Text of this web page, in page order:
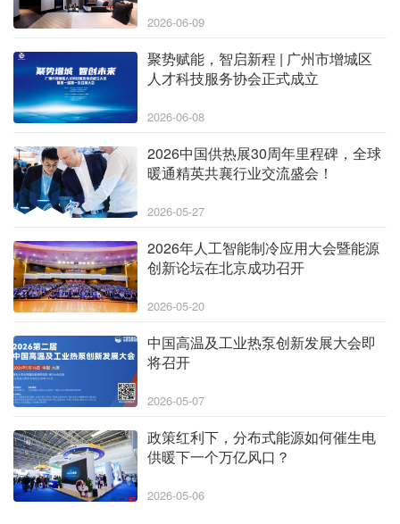
2026-06-09
聚势赋能，智启新程 | 广州市增城区
人才科技服务协会正式成立
2026-06-08
2026中国供热展30周年里程碑，全球
暖通精英共襄行业交流盛会！
2026-05-27
2026年人工智能制冷应用大会暨能源
创新论坛在北京成功召开
2026-05-20
中国高温及工业热泵创新发展大会即
将召开
2026-05-07
政策红利下，分布式能源如何催生电
供暖下一个万亿风口？
2026-05-06